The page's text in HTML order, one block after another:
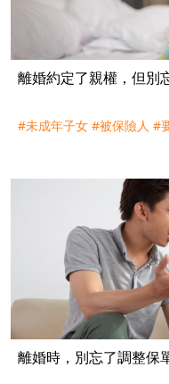
離婚約定了親權，但別
#未成年子女 #被保險人 #
離婚時，別忘了調整保